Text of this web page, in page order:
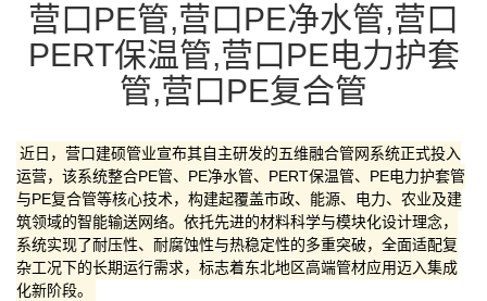
营口PE管,营口PE净水管,营口
PERT保温管,营口PE电力护套
管,营口PE复合管
近日，营口建硕管业宣布其自主研发的五维融合管网系统正式投入
运营，该系统整合PE管、PE净水管、PERT保温管、PE电力护套管
与PE复合管等核心技术，构建起覆盖市政、能源、电力、农业及建
筑领域的智能输送网络。依托先进的材料科学与模块化设计理念，
系统实现了耐压性、耐腐蚀性与热稳定性的多重突破，全面适配复
杂工况下的长期运行需求，标志着东北地区高端管材应用迈入集成
化新阶段。